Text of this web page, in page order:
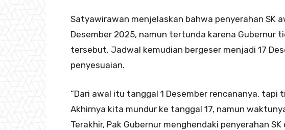
Satyawirawan menjelaskan bahwa penyerahan SK
Desember 2025, namun tertunda karena Gubernur
tersebut. Jadwal kemudian bergeser menjadi 17
penyesuaian.
“Dari awal itu tanggal 1 Desember rencananya, tapi
Akhirnya kita mundur ke tanggal 17, namun
Terakhir, Pak Gubernur menghendaki penyerahan